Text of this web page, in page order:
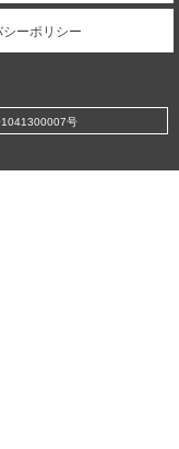
シーポリシー
号